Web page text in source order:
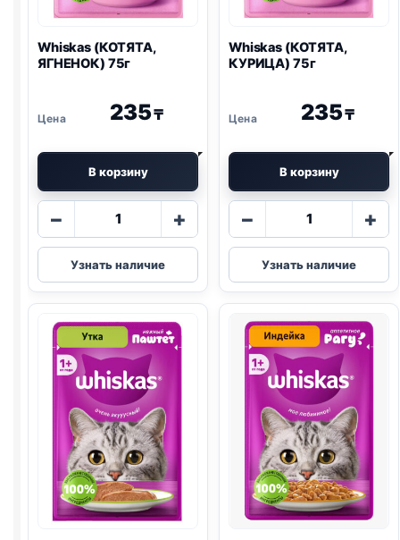
Whiskas (КОТЯТА,
ЯГНЕНОК) 75г
235₸
В корзину
−
Количество
Whiskas
(КОТЯТА,
ЯГНЕНОК)
+
Узнать наличие
Whiskas (КОТЯТА,
КУРИЦА) 75г
235₸
В корзину
−
Количество
Whiskas
(КОТЯТА,
КУРИЦА)
+
Узнать наличие